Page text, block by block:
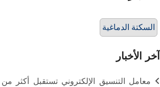
السكتة الدماغية
آخر الأخبار